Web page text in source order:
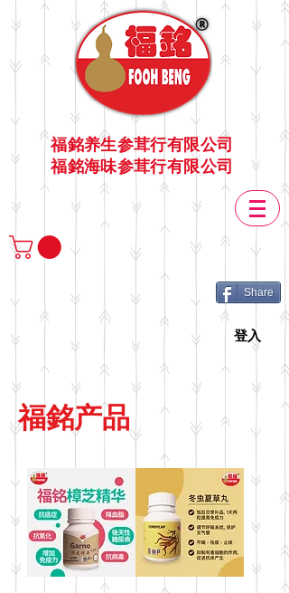
福銘养生参茸行有限公司
福銘海味参茸行有限公司
Share
登入
福銘产品